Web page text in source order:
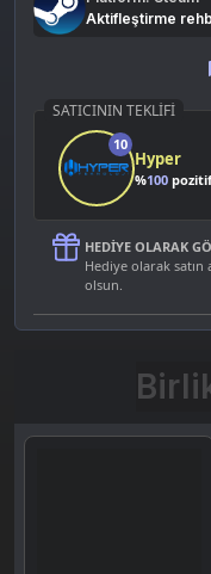
Aktifleştirme
SATICININ TEKLIFI
10
Hyper
%100 pozitif
HEDIYE OLARAK
Hediye olarak satın
olsun.